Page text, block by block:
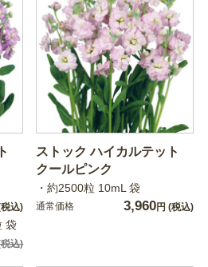
込)
袋
込)
ストック ハイカルテット
クールピンク
・約2500粒 10mL 袋
通常価格 3,960円 (税込)